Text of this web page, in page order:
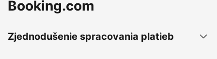
Booking.com
Zjednodušenie spracovania platieb